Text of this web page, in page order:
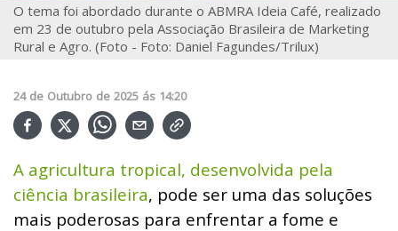
O tema foi abordado durante o ABMRA Ideia Café, realizado
em 23 de outubro pela Associação Brasileira de Marketing
Rural e Agro. (Foto - Foto: Daniel Fagundes/Trilux)
24 de Outubro de 2025 ás 14:20
A agricultura tropical, desenvolvida pela
ciência brasileira, pode ser uma das soluções
mais poderosas para enfrentar a fome e